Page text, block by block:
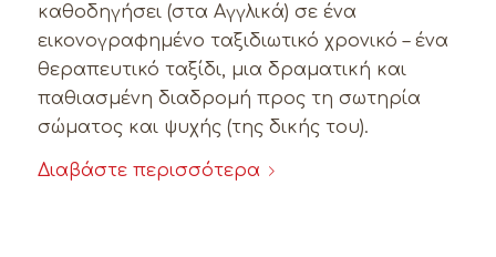
καθοδηγήσει (στα Αγγλικά) σε ένα
εικονογραφημένο ταξιδιωτικό χρονικό – ένα
θεραπευτικό ταξίδι, μια δραματική και
παθιασμένη διαδρομή προς τη σωτηρία
σώματος και ψυχής (της δικής του).
Διαβάστε περισσότερα